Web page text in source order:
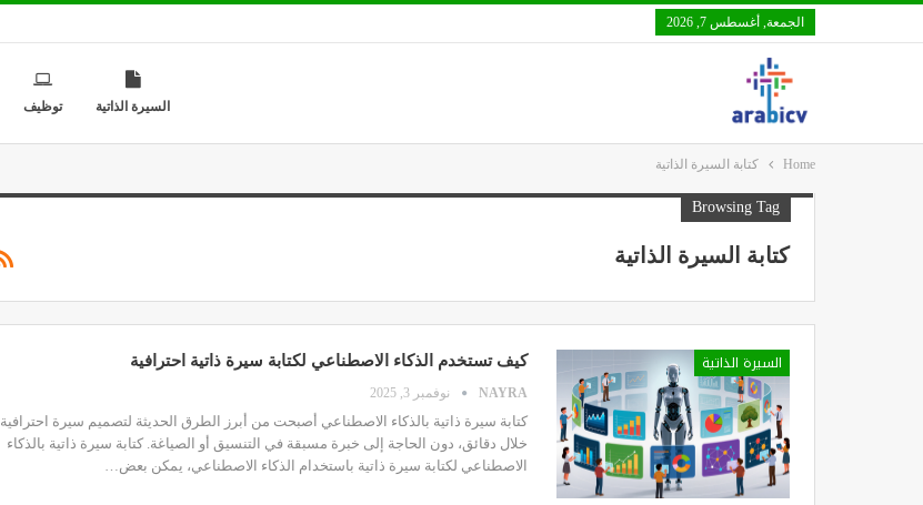
الجمعة, أغسطس 7, 2026
السيرة الذاتية توظيف
Home كتابة السيرة الذاتية
Browsing Tag
كتابة السيرة الذاتية
السيرة الذاتية كيف تستخدم الذكاء الاصطناعي لكتابة سيرة ذاتية احترافية
NAYRA نوفمبر 3, 2025
كتابة سيرة ذاتية بالذكاء الاصطناعي أصبحت من أبرز الطرق الحديثة لتصميم سيرة احترافية
خلال دقائق، دون الحاجة إلى خبرة مسبقة في التنسيق أو الصياغة. كتابة سيرة ذاتية بالذكاء
الاصطناعي لكتابة سيرة ذاتية باستخدام الذكاء الاصطناعي، يمكن بعض…